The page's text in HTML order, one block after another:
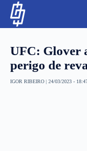
UFC: Glover
perigo de
IGOR RIBEIRO | 24/03/2023 -